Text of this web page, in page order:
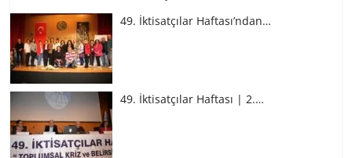
49. İktisatçılar Haftası’ndan…
49. İktisatçılar Haftası | 2.…